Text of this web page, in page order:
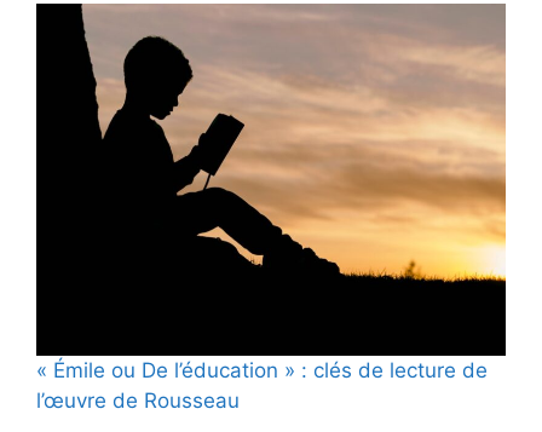
« Émile ou De l’éducation » : clés de lecture de
l’œuvre de Rousseau